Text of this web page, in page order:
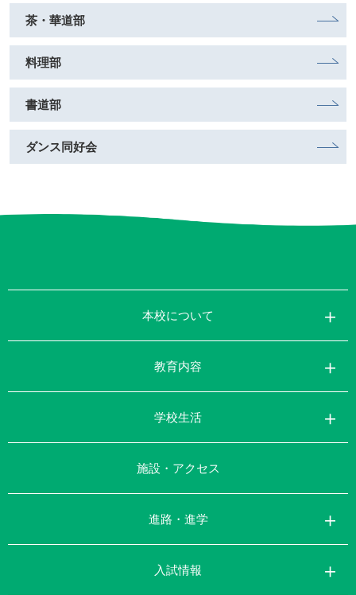
茶・華道部
料理部
書道部
ダンス同好会
本校について
教育内容
学校生活
施設・アクセス
進路・進学
入試情報